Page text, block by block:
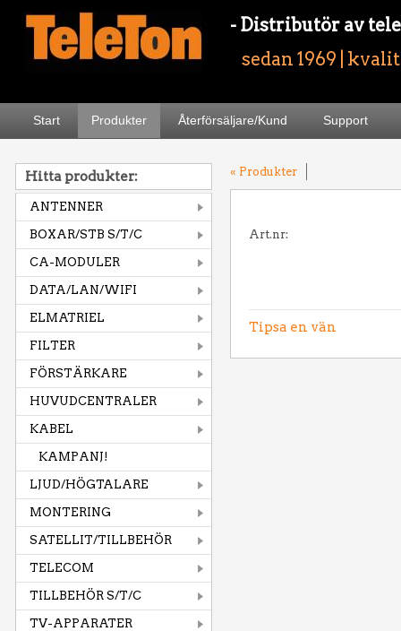
- Distributör av
sedan 1969 |
Start Produkter Återförsäljare/Kund Support
Hitta produkter:
ANTENNER
BOXAR/STB S/T/C
CA-MODULER
DATA/LAN/WIFI
ELMATRIEL
FILTER
FÖRSTÄRKARE
HUVUDCENTRALER
KABEL
KAMPANJ!
LJUD/HÖGTALARE
MONTERING
SATELLIT/TILLBEHÖR
TELECOM
TILLBEHÖR S/T/C
TV-APPARATER
« Produkter
Art.nr:
Tipsa en vän